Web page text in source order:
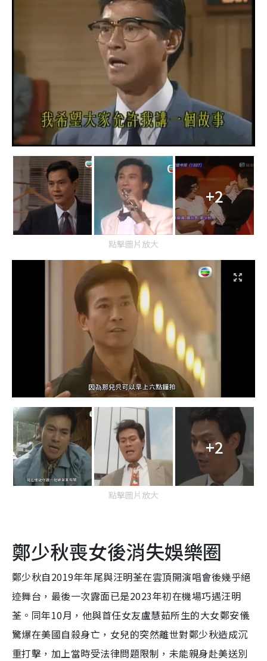
+2
點擊圖片放大
+2
點擊圖片放大
鄭少秋喪女後消失娛樂圈
鄭少秋自2019年年尾與汪明荃在雲頂開演唱會後幾乎絕
迹舞台，最後一次露面已是2023年初在機場巧遇汪明
荃。同年10月，他與首任女友盧慧茹所生的大女鄭安儀
驚爆在美國自殺身亡，女兒的突然離世對鄭少秋造成沉
重打擊，加上當時受法律問題限制，未能親身赴美送別